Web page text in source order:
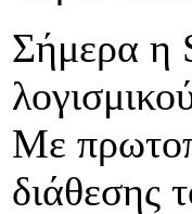
Σήμερα η
Με
διάθεσης